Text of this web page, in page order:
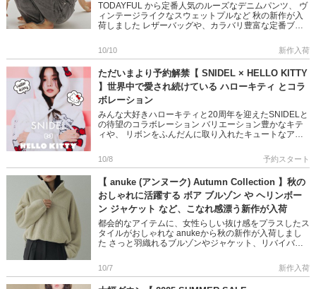
TODAYFUL から定番人気のルーズなデニムパンツ、 ヴ
ィンテージライクなスウェットプルなど 秋の新作が入
荷しました レザーバッグや、カラバリ豊富な定番ブー
スタリングが […]
10/10 新作入荷
ただいまより予約解禁【 SNIDEL × HELLO KITTY
】世界中で愛され続けている ハローキティ とコラ
ボレーション
みんな大好きハローキティと20周年を迎えたSNIDELと
の待望のコラボレーション バリエーション豊かなキテ
ィや、 リボンをふんだんに取り入れたキュートなアイ
が覗いている愛 […]
10/8 予約スタート
【 anuke (アンヌーク) Autumn Collection 】秋の
おしゃれに活躍する ボア ブルゾン や ヘリンボー
ン ジャケット など、こなれ感漂う新作が入荷
都会的なアイテムに、女性らしい抜け感をプラスしたス
タイルがおしゃれな anukeから秋の新作が入荷しまし
た さっと羽織れるブルゾンやジャケット、リバイバル
り◎ ぜひチェッ […]
10/7 新作入荷